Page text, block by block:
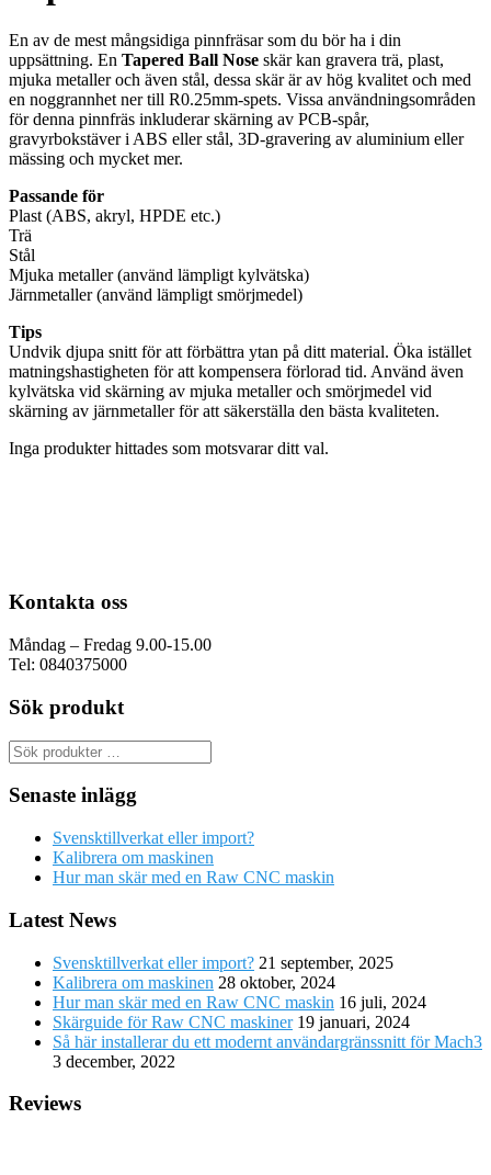
En av de mest mångsidiga pinnfräsar som du bör ha i din
uppsättning. En Tapered Ball Nose skär kan gravera trä, plast,
mjuka metaller och även stål, dessa skär är av hög kvalitet och med
en noggrannhet ner till R0.25mm-spets. Vissa användningsområden
för denna pinnfräs inkluderar skärning av PCB-spår,
gravyrbokstäver i ABS eller stål, 3D-gravering av aluminium eller
mässing och mycket mer.
Passande för
Plast (ABS, akryl, HPDE etc.)
Trä
Stål
Mjuka metaller (använd lämpligt kylvätska)
Järnmetaller (använd lämpligt smörjmedel)
Tips
Undvik djupa snitt för att förbättra ytan på ditt material. Öka istället
matningshastigheten för att kompensera förlorad tid. Använd även
kylvätska vid skärning av mjuka metaller och smörjmedel vid
skärning av järnmetaller för att säkerställa den bästa kvaliteten.
Inga produkter hittades som motsvarar ditt val.
Kontakta oss
Måndag – Fredag 9.00-15.00
Tel: 0840375000
Sök produkt
Senaste inlägg
Svensktillverkat eller import?
Kalibrera om maskinen
Hur man skär med en Raw CNC maskin
Latest News
Svensktillverkat eller import? 21 september, 2025
Kalibrera om maskinen 28 oktober, 2024
Hur man skär med en Raw CNC maskin 16 juli, 2024
Skärguide för Raw CNC maskiner 19 januari, 2024
Så här installerar du ett modernt användargränssnitt för Mach3
3 december, 2022
Reviews